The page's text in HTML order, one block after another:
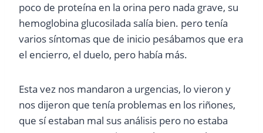
poco de proteína en la orina pero nada grave, su
hemoglobina glucosilada salía bien. pero tenía
varios síntomas que de inicio pesábamos que era
el encierro, el duelo, pero había más.
Esta vez nos mandaron a urgencias, lo vieron y
nos dijeron que tenía problemas en los riñones,
que sí estaban mal sus análisis pero no estaba